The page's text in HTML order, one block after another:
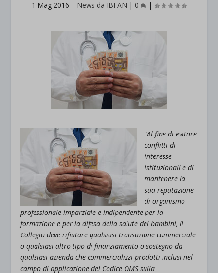
1 Mag 2016 | News da IBFAN | 0 |
“Al fine di evitare
conflitti di
interesse
istituzionali e di
mantenere la
sua reputazione
di organismo
professionale imparziale e indipendente per la
formazione e per la difesa della salute dei bambini, il
Collegio deve rifiutare qualsiasi transazione commerciale
o qualsiasi altro tipo di finanziamento o sostegno da
qualsiasi azienda che commercializzi prodotti inclusi nel
campo di applicazione del Codice OMS sulla